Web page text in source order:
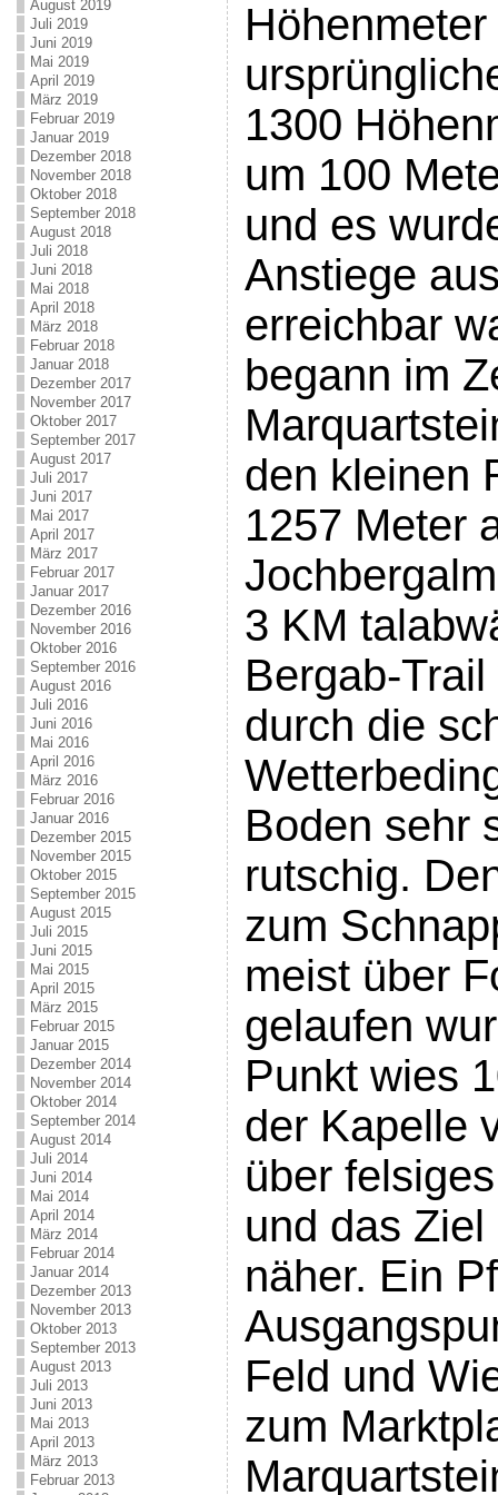
August 2019
Juli 2019
Juni 2019
Mai 2019
April 2019
März 2019
Februar 2019
Januar 2019
Dezember 2018
November 2018
Oktober 2018
September 2018
August 2018
Juli 2018
Juni 2018
Mai 2018
April 2018
März 2018
Februar 2018
Januar 2018
Dezember 2017
November 2017
Oktober 2017
September 2017
August 2017
Juli 2017
Juni 2017
Mai 2017
April 2017
März 2017
Februar 2017
Januar 2017
Dezember 2016
November 2016
Oktober 2016
September 2016
August 2016
Juli 2016
Juni 2016
Mai 2016
April 2016
März 2016
Februar 2016
Januar 2016
Dezember 2015
November 2015
Oktober 2015
September 2015
August 2015
Juli 2015
Juni 2015
Mai 2015
April 2015
März 2015
Februar 2015
Januar 2015
Dezember 2014
November 2014
Oktober 2014
September 2014
August 2014
Juli 2014
Juni 2014
Mai 2014
April 2014
März 2014
Februar 2014
Januar 2014
Dezember 2013
November 2013
Oktober 2013
September 2013
August 2013
Juli 2013
Juni 2013
Mai 2013
April 2013
März 2013
Februar 2013
1300
um 100
und es
Anstiege
erreichbar
begann im
den kleinen
1257 Meter
3 KM
Bergab-
durch die
Boden sehr
rutschig.
zum
meist über
gelaufen
Punkt wies
der Kapelle
über
und das
näher. Ein
Feld und
zum